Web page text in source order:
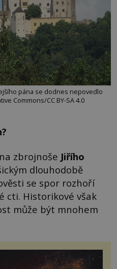
pána se dodnes nepovedlo
Commons/CC BY-SA 4.0
zbrojnoše Jiřího
dlouhodobě
se spor rozhoří
cti. Historikové však
může být mnohem